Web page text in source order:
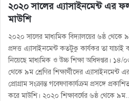
২০২০ সালের এ্যাসাইনমেন্ট এর
মাউশি
২০২০ সালের মাধ্যমিক বিদ্যালয়ের ৬ষ্ঠ থেকে ৯ম
প্রদত্ত এ্যাসাইনমেন্ট কতটুকু কার্যকর তা যাচাই
নিয়েছে মাধ্যমিক ও উচ্চ শিক্ষা অধিদপ্তর। ১৪/
থেকে ৯ম শ্রেণির শিক্ষার্থীদের
প্রােগ্রাম সংক্রান্ত গবেষণাকার্যক্রম প্রসঙ্গে
করে মাউশি। ২০২০ শিক্ষাবর্ষের ৬ষ্ঠ থেকে